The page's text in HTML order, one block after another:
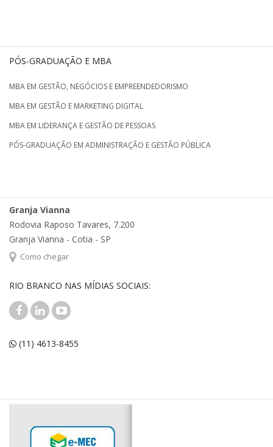
PÓS-GRADUAÇÃO E MBA
MBA EM GESTÃO, NEGÓCIOS E EMPREENDEDORISMO
MBA EM GESTÃO E MARKETING DIGITAL
MBA EM LIDERANÇA E GESTÃO DE PESSOAS
PÓS-GRADUAÇÃO EM ADMINISTRAÇÃO E GESTÃO PÚBLICA
Granja Vianna
Rodovia Raposo Tavares, 7.200
Granja Vianna - Cotia - SP
Como chegar
RIO BRANCO NAS MÍDIAS SOCIAIS:
(11) 4613-8455